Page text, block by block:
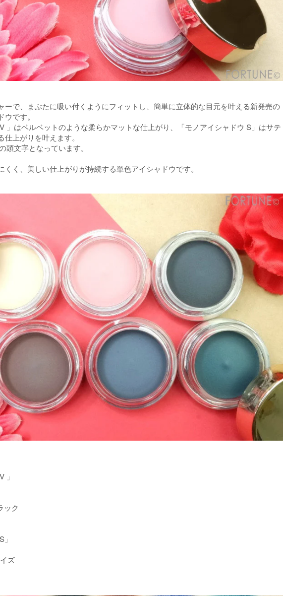
ーで、まぶたに吸い付くようにフィットし、簡単に立体的な目元を叶える新発売の
です。
」はベルベットのような柔らかマットな仕上がり、「モノアイシャドウ S」はサテ
上がりを叶えます。
頭文字となっています。
くく、美しい仕上がりが持続する単色アイシャドウです。
」
ック
ズ